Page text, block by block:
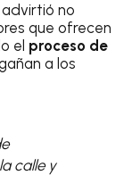
no
que ofrecen
el proceso de
a los
calle y